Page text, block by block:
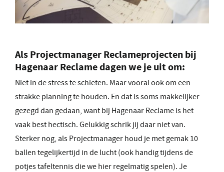
Als Projectmanager Reclameprojecten bij
Hagenaar Reclame dagen we je uit om:
Niet in de stress te schieten. Maar vooral ook om een
strakke planning te houden. En dat is soms makkelijker
gezegd dan gedaan, want bij Hagenaar Reclame is het
vaak best hectisch. Gelukkig schrik jij daar niet van.
Sterker nog, als Projectmanager houd je met gemak 10
ballen tegelijkertijd in de lucht (ook handig tijdens de
potjes tafeltennis die we hier regelmatig spelen). Je